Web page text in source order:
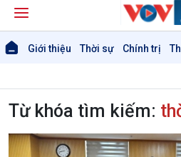
Giới thiệu Thời sự Chính trị
Từ khóa tìm kiếm: